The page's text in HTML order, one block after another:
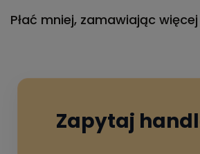
Płać mniej, zamawiając więcej
Zapytaj